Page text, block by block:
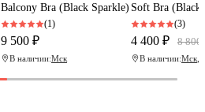
Balcony Bra (Black Sparkle)
(1)
9 500 ₽
В наличии:Мск
Soft Bra (Black)
(3)
4 400 ₽ 8 800
В наличии:Мск